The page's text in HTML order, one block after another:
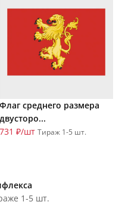
Флаг среднего размера
двусторо...
731 ₽/шт Тираж 1-5 шт.
1-5 шт.